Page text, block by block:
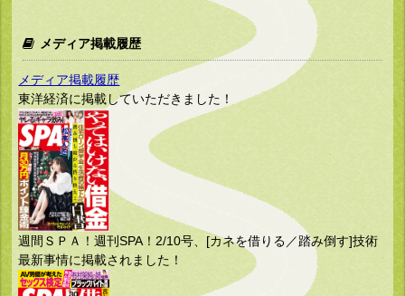
メディア掲載履歴
メディア掲載履歴
東洋経済に掲載していただきました！
週間ＳＰＡ！週刊SPA！2/10号、[カネを借りる／踏み倒す]技術
最新事情に掲載されました！